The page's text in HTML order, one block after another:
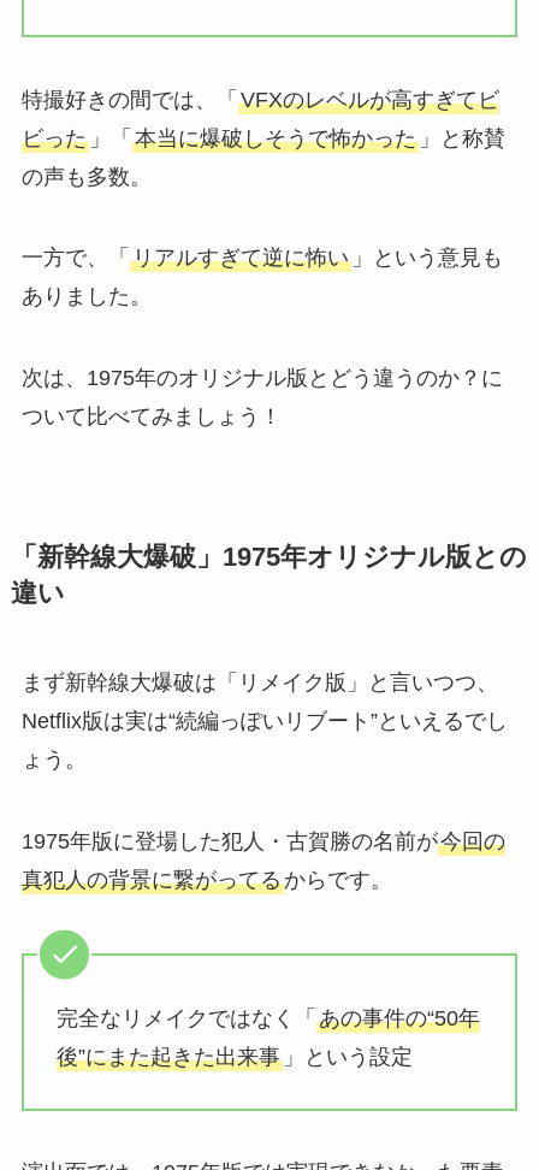
特撮好きの間では、「 VFXのレベルが高すぎてビ
ビった」「 本当に爆破しそうで怖かった」と称賛
の声も多数。
一方で、「 リアルすぎて逆に怖い」という意見も
ありました。
次は、1975年のオリジナル版とどう違うのか？に
ついて比べてみましょう！
「新幹線大爆破」1975年オリジナル版との
違い
まず新幹線大爆破は「リメイク版」と言いつつ、
Netflix版は実は“続編っぽいリブート”といえるでし
ょう。
1975年版に登場した犯人・古賀勝の名前が今回の
真犯人の背景に繋がってるからです。
完全なリメイクではなく「 あの事件の“50年
後”にまた起きた出来事」という設定